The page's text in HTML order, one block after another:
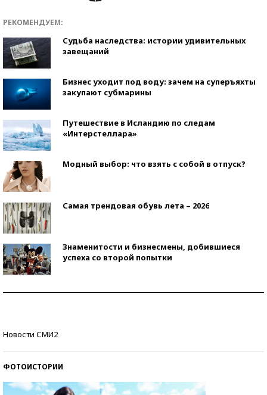
РЕКОМЕНДУЕМ:
Судьба наследства: истории удивительных
завещаний
Бизнес уходит под воду: зачем на суперъяхты
закупают субмарины
Путешествие в Исландию по следам
«Интерстеллара»
Модный выбор: что взять с собой в отпуск?
Самая трендовая обувь лета – 2026
Знаменитости и бизнесмены, добившиеся
успеха со второй попытки
Новости СМИ2
ФОТОИСТОРИИ